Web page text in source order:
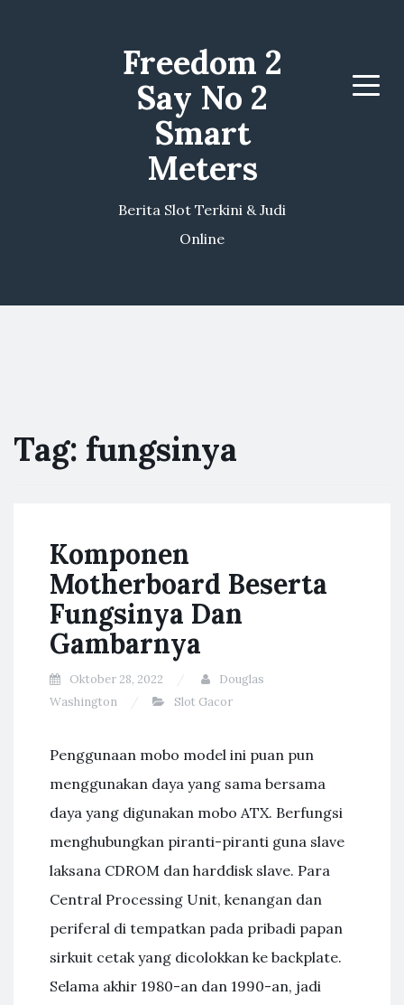
Freedom 2
Say No 2
Smart
Meters
Berita Slot Terkini & Judi
Online
Menu
Tag: fungsinya
Komponen
Motherboard Beserta
Fungsinya Dan
Gambarnya
Oktober 28, 2022
Douglas
Washington
Slot Gacor
Penggunaan mobo model ini puan pun
menggunakan daya yang sama bersama
daya yang digunakan mobo ATX. Berfungsi
menghubungkan piranti-piranti guna slave
laksana CDROM dan harddisk slave. Para
Central Processing Unit, kenangan dan
periferal di tempatkan pada pribadi papan
sirkuit cetak yang dicolokkan ke backplate.
Selama akhir 1980-an dan 1990-an, jadi